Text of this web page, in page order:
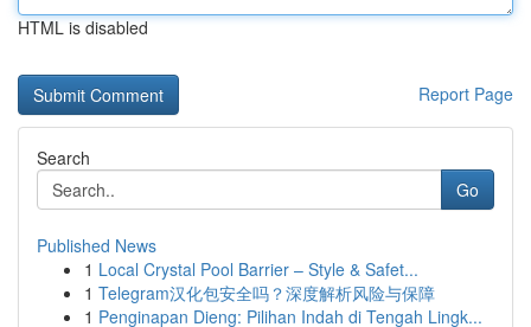
HTML is disabled
Report Page
Search
Go
Published News
1 Local Crystal Pool Barrier – Style & Safet...
1 Telegram汉化包安全吗？深度解析风险与保障
1 Penginapan Dieng: Pilihan Indah di Tengah Lingk...